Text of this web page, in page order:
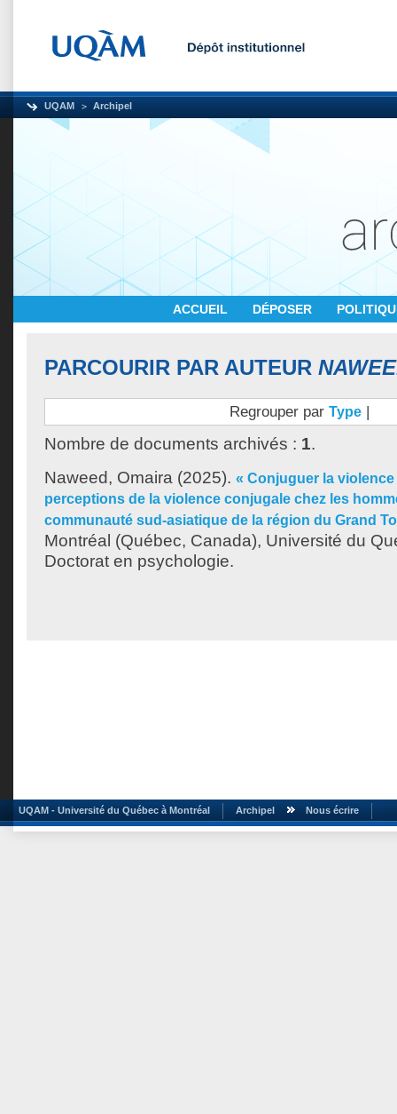
UQAM Archipel
ACCUEIL DÉPOSER
PARCOURIR PAR AUTEUR
Regrouper par Type |
Nombre de documents archivés : 1.
Naweed, Omaira (2025). « Conjuguer la
perceptions de la violence conjugale chez les
communauté sud-asiatique de la région du Grand
Montréal (Québec, Canada), Université du
Doctorat en psychologie.
UQAM - Université du Québec à Montréal Archipel Nous écrire